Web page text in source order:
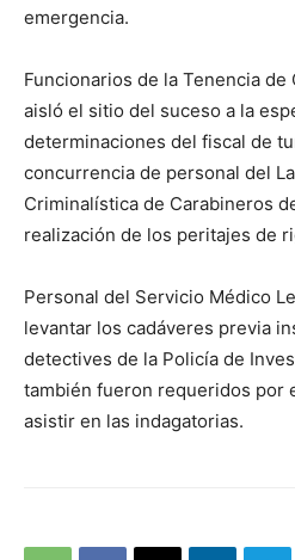
emergencia.
Funcionarios de la Tenencia
aisló el sitio del suceso a la
determinaciones del fiscal de
concurrencia de personal del
Criminalística de Carabineros
realización de los peritajes de
Personal del Servicio Médico
levantar los cadáveres previa
detectives de la Policía de
también fueron requeridos por
asistir en las indagatorias.